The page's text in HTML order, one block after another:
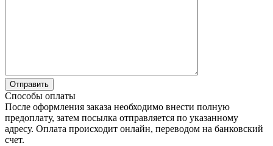
Способы оплаты
После оформления заказа необходимо внести полную
предоплату, затем посылка отправляется по указанному
адресу. Оплата происходит онлайн, переводом на банковский
счет.